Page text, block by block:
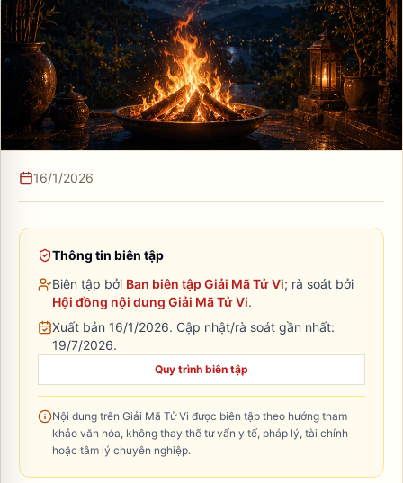
16/1/2026
Thông tin biên tập
Biên tập bởi Ban biên tập Giải Mã Tử Vi; rà soát bởi
Hội đồng nội dung Giải Mã Tử Vi.
Xuất bản 16/1/2026. Cập nhật/rà soát gần nhất:
19/7/2026.
Quy trình biên tập
Nội dung trên Giải Mã Tử Vi được biên tập theo hướng tham
khảo văn hóa, không thay thế tư vấn y tế, pháp lý, tài chính
hoặc tâm lý chuyên nghiệp.